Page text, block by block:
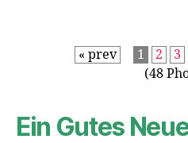
« prev 1 2 3
(48
Ein Gutes